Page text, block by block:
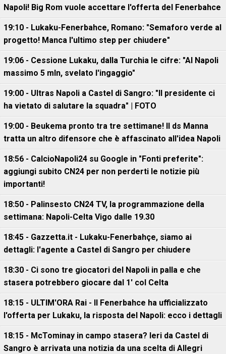
Napoli! Big Rom vuole accettare l'offerta del Fenerbahce
19:10 - Lukaku-Fenerbahce, Romano: "Semaforo verde al
progetto! Manca l'ultimo step per chiudere"
19:06 - Cessione Lukaku, dalla Turchia le cifre: "Al Napoli
massimo 5 mln, svelato l'ingaggio"
19:00 - Ultras Napoli a Castel di Sangro: "Il presidente ci
ha vietato di salutare la squadra" | FOTO
19:00 - Beukema pronto tra tre settimane! Il ds Manna
tratta un altro difensore che è affascinato all'idea Napoli
18:56 - CalcioNapoli24 su Google in "Fonti preferite":
aggiungi subito CN24 per non perderti le notizie più
importanti!
18:50 - Palinsesto CN24 TV, la programmazione della
settimana: Napoli-Celta Vigo dalle 19.30
18:45 - Gazzetta.it - Lukaku-Fenerbahçe, siamo ai
dettagli: l'agente a Castel di Sangro per chiudere
18:30 - Ci sono tre giocatori del Napoli in palla e che
stasera potrebbero giocare dal 1' col Celta
18:15 - ULTIM'ORA Rai - Il Fenerbahce ha ufficializzato
l'offerta per Lukaku, la risposta del Napoli: ecco i dettagli
18:15 - McTominay in campo stasera? Ieri da Castel di
Sangro è arrivata una notizia da una scelta di Allegri